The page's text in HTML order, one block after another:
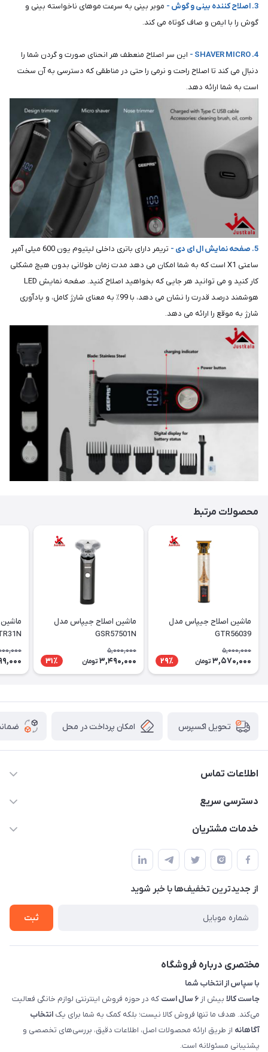
3. اصلاح کننده بینی و گوش -
موبر بینی به سرعت موهای ناخواسته بینی و
گوش را با ایمن و صاف کوتاه می کند.
4. SHAVER MICRO -
این سر اصلاح منعطف هر انحنای صورت و گردن شما را
دنبال می کند تا اصلاح راحت و نرمی را حتی در مناطقی که دسترسی به آن سخت
است به شما ارائه دهد.
5. صفحه نمایش ال ای دی -
تریمر دارای باتری داخلی لیتیوم یون 600 میلی آمپر
ساعتی X1 است که به شما امکان می دهد مدت زمان طولانی بدون هیچ مشکلی
کار کنید و می توانید هر جایی که بخواهید اصلاح کنید. صفحه نمایش LED
هوشمند درصد قدرت را نشان می دهد، با 99٪ به معنای شارژ کامل، و یادآوری
شارژ به موقع را ارائه می دهد.
محصولات مرتبط
ماشین اصلاح جیپاس مدل
GTR56039
5,000,000
3,570,000 تومان 29٪
ماشین اصلاح جیپاس مدل
GSR57501N
5,000,000
3,490,000 تومان 31٪
تحویل اکسپرس امکان پرداخت در محل
اطلاعات تماس
09398557137
سمت چپ (فروشگاه صوتی عباسی) - "تحویل حضوری فقط با
هماهنگی"
دسترسی سریع
لیست محصولات
حساب کاربری
تماس با ما
خدمات مشتریان
راهنما
پرسش های شما
شرایط و ضوابط گارانتی
روش های بازگرداندن کالا
از جدید‌ترین تخفیف‌ها با‌ خبر شوید
ثبت
مختصری درباره فروشگاه
با سپاس از انتخاب شما
جاست کالا بیش از ۶ سال است
که در حوزه فروش اینترنتی لوازم خانگی فعالیت
می‌کند. هدف ما تنها فروش کالا نیست؛ بلکه کمک به شما برای یک انتخاب
آگاهانه از طریق ارائه محصولات اصل، اطلاعات دقیق، بررسی‌های تخصصی و
پشتیبانی مسئولانه است.